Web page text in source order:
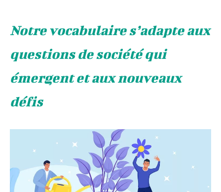
Notre vocabulaire s’adapte aux
questions de société qui
émergent et aux nouveaux
défis